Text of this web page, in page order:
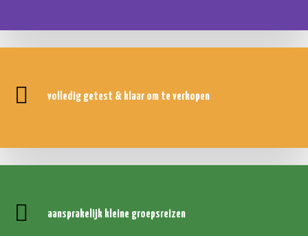
volledig getest & klaar om te verkopen
aansprakelijkkleine groepsreizen